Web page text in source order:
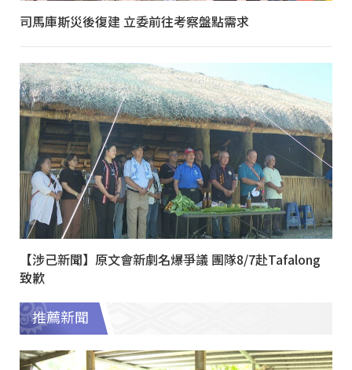
司馬庫斯災後復建 立委前往考察盤點需求
【涉己新聞】原文會新劇名爆爭議 團隊8/7赴Tafalong
致歉
推薦新聞